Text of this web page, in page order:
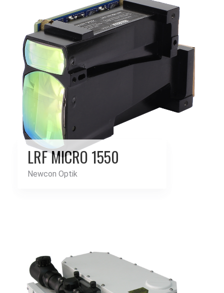
LRF MICRO 1550
Newcon Optik